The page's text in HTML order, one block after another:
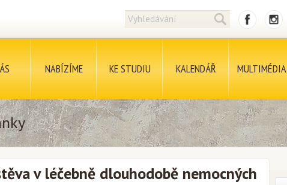
NABÍZÍME KE STUDIU KALENDÁŘ MULTIMÉDIA
v léčebně dlouhodobě nemocných